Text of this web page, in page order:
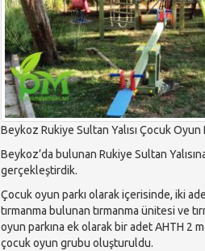
Beykoz Rukiye Sultan Yalısı Çocuk Oyun
Beykoz’da bulunan Rukiye Sultan
gerçekleştirdik.
Çocuk oyun parkı olarak içerisinde, iki
tırmanma bulunan tırmanma ünitesi ve
oyun parkına ek olarak bir adet AHTH 2
çocuk oyun grubu oluşturuldu.